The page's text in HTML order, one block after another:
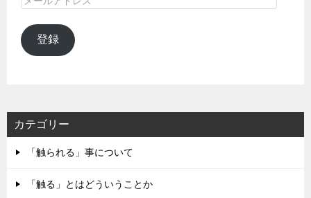
ル
ア
登録
カテゴリー
「触られる」事について
「触る」とはどういうことか